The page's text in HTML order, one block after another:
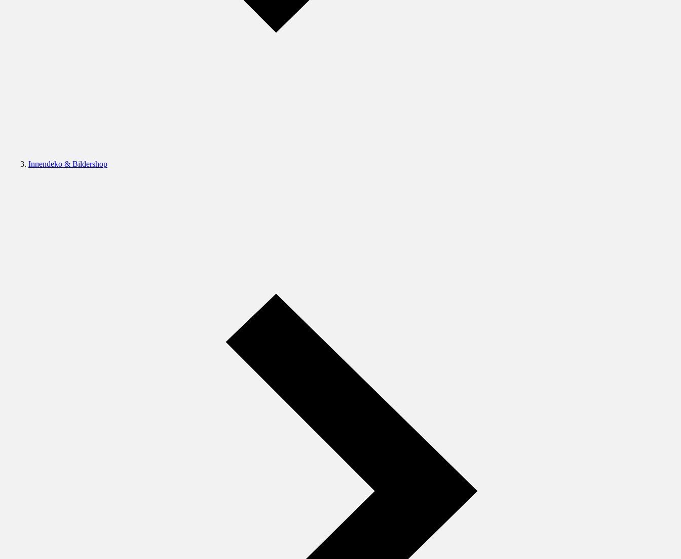
Innendeko & Bildershop